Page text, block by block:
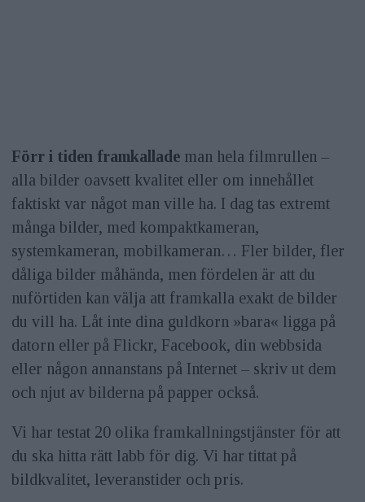
Förr i tiden framkallademan hela filmrullen –
alla bilder oavsett kvalitet eller om innehållet
faktiskt var något man ville ha. I dag tas extremt
många bilder, med kompaktkameran,
systemkameran, mobilkameran… Fler bilder, fler
dåliga bilder måhända, men fördelen är att du
nuförtiden kan välja att framkalla exakt de bilder
du vill ha. Låt inte dina guldkorn »bara« ligga på
datorn eller på Flickr, Facebook, din webbsida
eller någon annanstans på Internet – skriv ut dem
och njut av bilderna på papper också.
Vi har testat 20 olika framkallningstjänster för att
du ska hitta rätt labb för dig. Vi har tittat på
bildkvalitet, leveranstider och pris.